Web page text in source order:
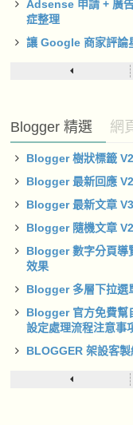
Adsense 申請 + 廣
症整理
讓 Google 商家評論
Blogger 精選 網
Blogger 樹狀標籤 V2
Blogger 最新回應 V2
Blogger 最新文章 V3
Blogger 隨機文章
Blogger 數字分頁導
效果
Blogger 多層下拉選
Blogger 官方免費幫
設定處理流程注意事
BLOGGER 架設客